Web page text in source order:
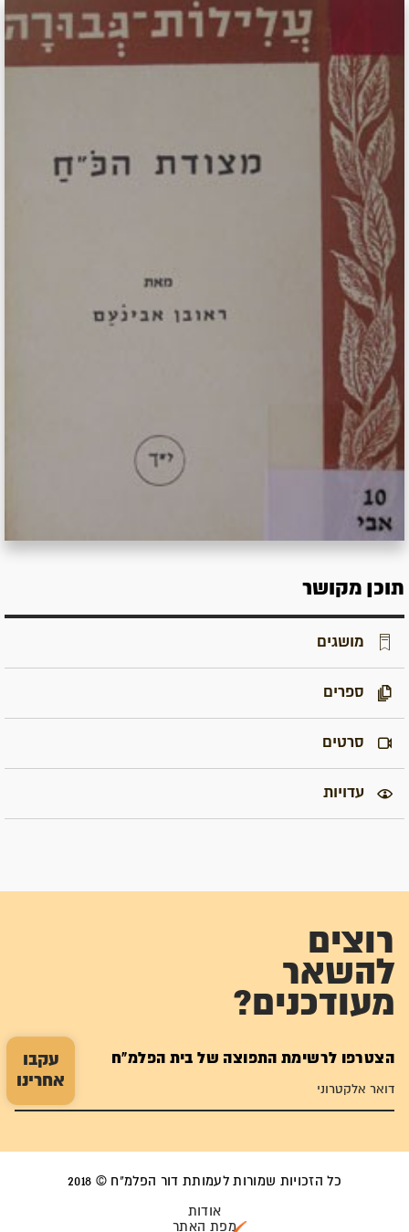
עקבו
אחרינו
תוכן מקושר
מושגים
ספרים
סרטים
עדויות
רוצים
להשאר
מעודכנים?
הצטרפו לרשימת התפוצה של בית הפלמ"ח
כל הזכויות שמורות לעמותת דור הפלמ"ח © 2018
אודות
מפת האתר